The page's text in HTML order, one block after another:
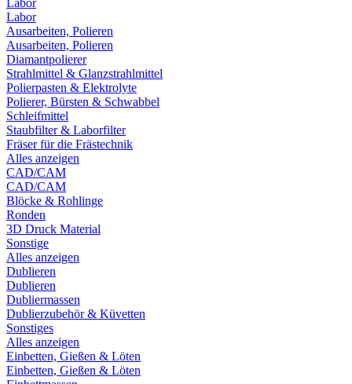
Labor
Labor
Ausarbeiten, Polieren
Ausarbeiten, Polieren
Diamantpolierer
Strahlmittel & Glanzstrahlmittel
Polierpasten & Elektrolyte
Polierer, Bürsten & Schwabbel
Schleifmittel
Staubfilter & Laborfilter
Fräser für die Frästechnik
Alles anzeigen
CAD/CAM
CAD/CAM
Blöcke & Rohlinge
Ronden
3D Druck Material
Sonstige
Alles anzeigen
Dublieren
Dublieren
Dubliermassen
Dublierzubehör & Küvetten
Sonstiges
Alles anzeigen
Einbetten, Gießen & Löten
Einbetten, Gießen & Löten